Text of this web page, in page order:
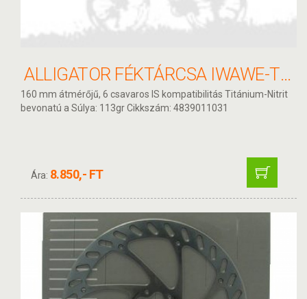
ALLIGATOR FÉKTÁRCSA IWAWE-TI 160MM HKR14TI
160 mm átmérőjű, 6 csavaros IS kompatibilitás Titánium-Nitrit
bevonatú a Súlya: 113gr Cikkszám: 4839011031
Ára: 8.850,- FT